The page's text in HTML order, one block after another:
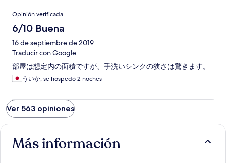
Opinión verificada
6/10 Buena
16 de septiembre de 2019
Traducir con Google
部屋は想定内の面積ですが、手洗いシンクの狭さは驚きます。
ういか, se hospedó 2 noches
Ver 563 opiniones
Más información